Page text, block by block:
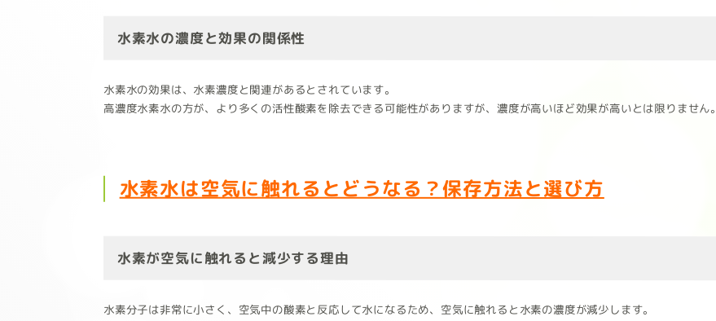
水素水の濃度と効果の関係性
水素水の効果は、水素濃度と関連があるとされています。
高濃度水素水の方が、より多くの活性酸素を除去できる可能性がありますが、濃度が高いほど効果が高いとは限りません。
水素水は空気に触れるとどうなる？保存方法と選び方
水素が空気に触れると減少する理由
水素分子は非常に小さく、空気中の酸素と反応して水になるため、空気に触れると水素の濃度が減少します。